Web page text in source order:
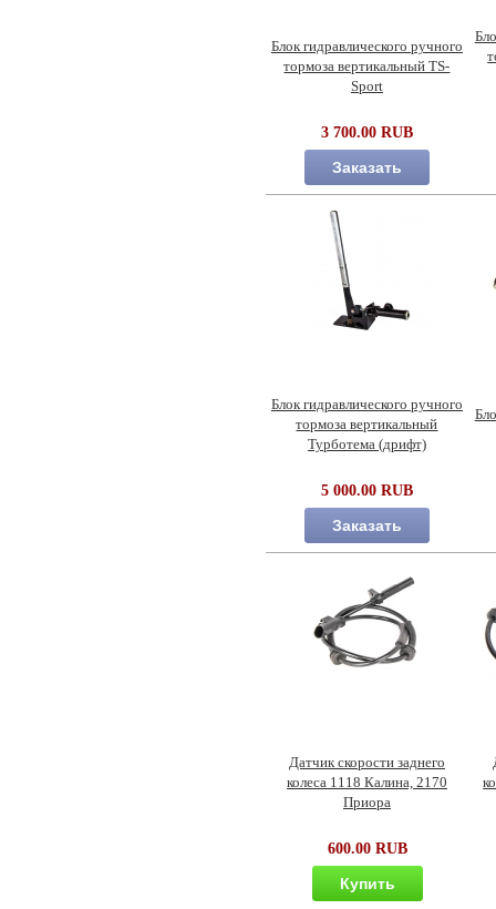
Блок гидравлического ручного
тормоза вертикальный TS-
Sport
3 700.00 RUB
Заказать
Блок гидравлического ручного
тормоза вертикальный
Турботема (дрифт)
5 000.00 RUB
Заказать
Датчик скорости заднего
колеса 1118 Калина, 2170
Приора
600.00 RUB
Купить